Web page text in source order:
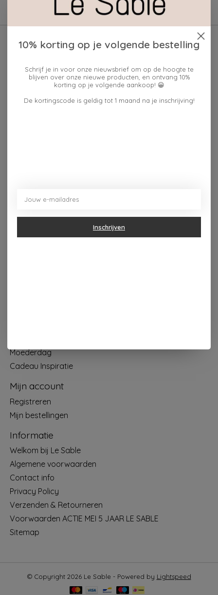
Moederdag
Cadeau Inspiratie
Mijn account
Registreren
Mijn bestellingen
Informatie
Welkom bij Le Sable
Algemene voorwaarden
Contact info
Privacy Policy
Verzenden & Retourneren
Voorwaarden ACTIE MEI 5 JAAR LE SABLE
Sitemap
© Copyright 2026 Le Sable - Powered by Lightspeed
10% korting op je volgende bestelling
Schrijf je in voor onze nieuwsbrief om op de hoogte te
blijven over onze nieuwe producten, en ontvang 10%
korting op je volgende aankoop! 😀
De kortingscode is geldig tot 1 maand na je inschrijving!
Inschrijven